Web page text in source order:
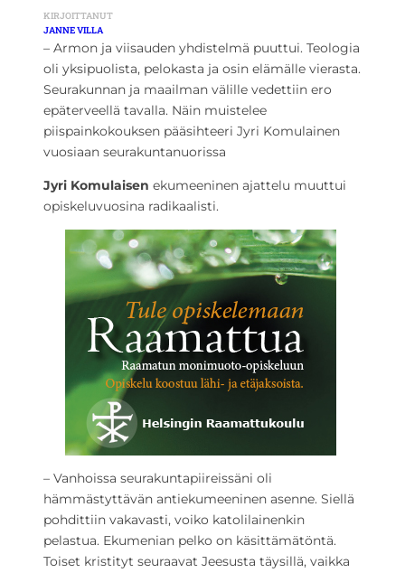
KIRJOITTANUT
JANNE VILLA
– Armon ja viisauden yhdistelmä puuttui. Teologia
oli yksipuolista, pelokasta ja osin elämälle vierasta.
Seurakunnan ja maailman välille vedettiin ero
epäterveellä tavalla. Näin muistelee
piispainkokouksen pääsihteeri Jyri Komulainen
vuosiaan seurakuntanuorissa
Jyri Komulaisen ekumeeninen ajattelu muuttui
opiskeluvuosina radikaalisti.
– Vanhoissa seurakuntapiireissäni oli
hämmästyttävän antiekumeeninen asenne. Siellä
pohdittiin vakavasti, voiko katolilainenkin
pelastua. Ekumenian pelko on käsittämätöntä.
Toiset kristityt seuraavat Jeesusta täysillä, vaikka